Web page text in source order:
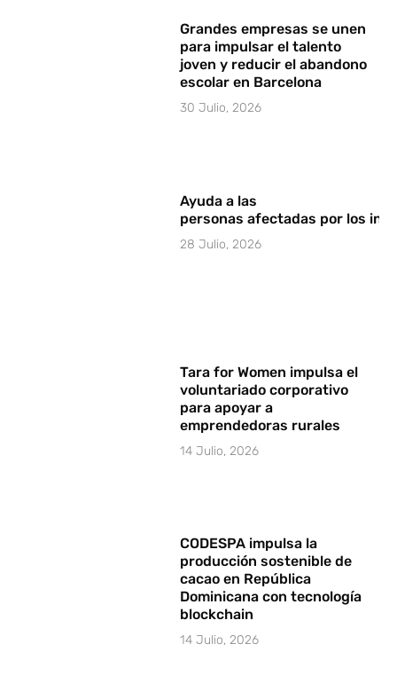
Grandes empresas se unen
para impulsar el talento
joven y reducir el abandono
escolar en Barcelona
30 Julio, 2026
Ayuda a las
personas afectadas por los
28 Julio, 2026
Tara for Women impulsa el
voluntariado corporativo
para apoyar a
emprendedoras rurales
14 Julio, 2026
CODESPA impulsa la
producción sostenible de
cacao en República
Dominicana con tecnología
blockchain
14 Julio, 2026